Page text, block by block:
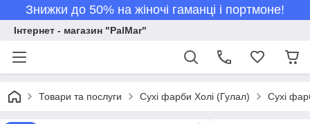
Знижки до 50% на жіночі гаманці і портмоне!
Інтернет - магазин "PalMar"
Товари та послуги Сухі фарби Холі (Гулал) Сухі